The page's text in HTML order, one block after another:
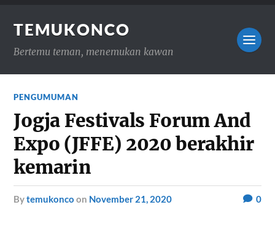
TEMUKONCO
Bertemu teman, menemukan kawan
PENGUMUMAN
Jogja Festivals Forum And
Expo (JFFE) 2020 berakhir
kemarin
bytemukonco on November 21, 2020 0